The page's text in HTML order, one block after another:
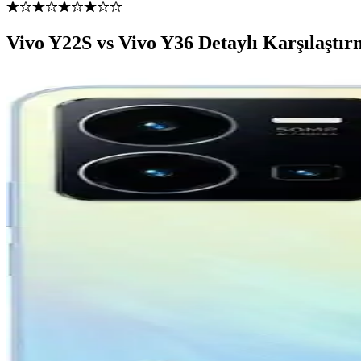
Vivo Y22S vs Vivo Y36 Detaylı